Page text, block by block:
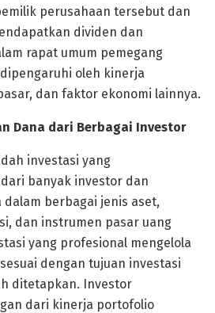
perusahaan tersebut dan
dividen dan
rapat umum pemegang
oleh kinerja
dan faktor ekonomi lainnya.
Dana dari Berbagai Investor
investasi yang
banyak investor dan
berbagai jenis aset,
dan instrumen pasar uang
yang profesional mengelola
dengan tujuan investasi
ditetapkan. Investor
dari kinerja portofolio